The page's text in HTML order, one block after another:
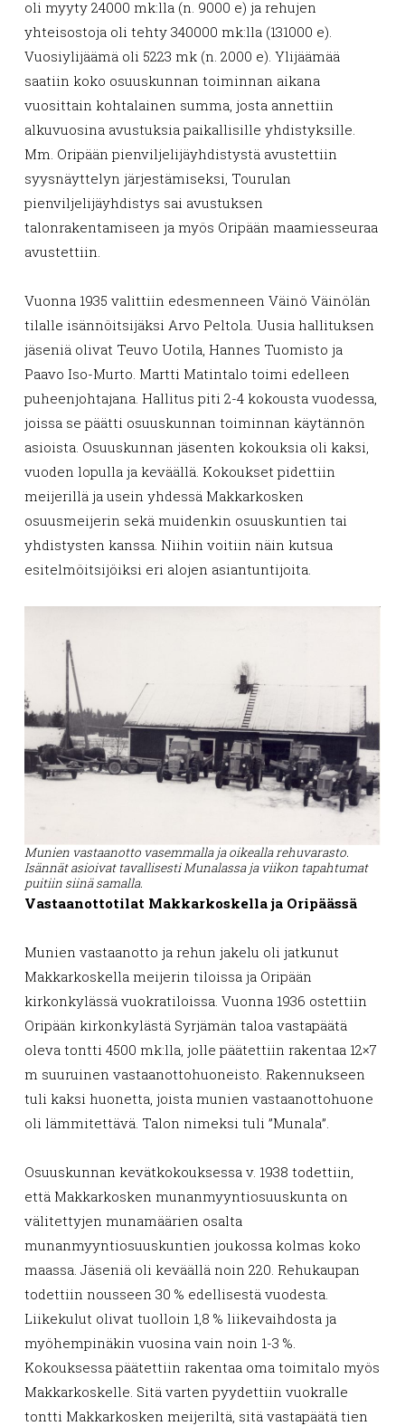
oli myyty 24000 mk:lla (n. 9000 e) ja rehujen
yhteisostoja oli tehty 340000 mk:lla (131000 e).
Vuosiylijäämä oli 5223 mk (n. 2000 e). Ylijäämää
saatiin koko osuuskunnan toiminnan aikana
vuosittain kohtalainen summa, josta annettiin
alkuvuosina avustuksia paikallisille yhdistyksille.
Mm. Oripään pienviljelijäyhdistystä avustettiin
syysnäyttelyn järjestämiseksi, Tourulan
pienviljelijäyhdistys sai avustuksen
talonrakentamiseen ja myös Oripään maamiesseuraa
avustettiin.
Vuonna 1935 valittiin edesmenneen Väinö Väinölän
tilalle isännöitsijäksi Arvo Peltola. Uusia hallituksen
jäseniä olivat Teuvo Uotila, Hannes Tuomisto ja
Paavo Iso-Murto. Martti Matintalo toimi edelleen
puheenjohtajana. Hallitus piti 2-4 kokousta vuodessa,
joissa se päätti osuuskunnan toiminnan käytännön
asioista. Osuuskunnan jäsenten kokouksia oli kaksi,
vuoden lopulla ja keväällä. Kokoukset pidettiin
meijerillä ja usein yhdessä Makkarkosken
osuusmeijerin sekä muidenkin osuuskuntien tai
yhdistysten kanssa. Niihin voitiin näin kutsua
esitelmöitsijöiksi eri alojen asiantuntijoita.
Munien vastaanotto vasemmalla ja oikealla rehuvarasto.
Isännät asioivat tavallisesti Munalassa ja viikon tapahtumat
puitiin siinä samalla.
Vastaanottotilat Makkarkoskella ja Oripäässä
Munien vastaanotto ja rehun jakelu oli jatkunut
Makkarkoskella meijerin tiloissa ja Oripään
kirkonkylässä vuokratiloissa. Vuonna 1936 ostettiin
Oripään kirkonkylästä Syrjämän taloa vastapäätä
oleva tontti 4500 mk:lla, jolle päätettiin rakentaa 12×7
m suuruinen vastaanottohuoneisto. Rakennukseen
tuli kaksi huonetta, joista munien vastaanottohuone
oli lämmitettävä. Talon nimeksi tuli ”Munala”.
Osuuskunnan kevätkokouksessa v. 1938 todettiin,
että Makkarkosken munanmyyntiosuuskunta on
välitettyjen munamäärien osalta
munanmyyntiosuuskuntien joukossa kolmas koko
maassa. Jäseniä oli keväällä noin 220. Rehukaupan
todettiin nousseen 30 % edellisestä vuodesta.
Liikekulut olivat tuolloin 1,8 % liikevaihdosta ja
myöhempinäkin vuosina vain noin 1-3 %.
Kokouksessa päätettiin rakentaa oma toimitalo myös
Makkarkoskelle. Sitä varten pyydettiin vuokralle
tontti Makkarkosken meijeriltä, sitä vastapäätä tien